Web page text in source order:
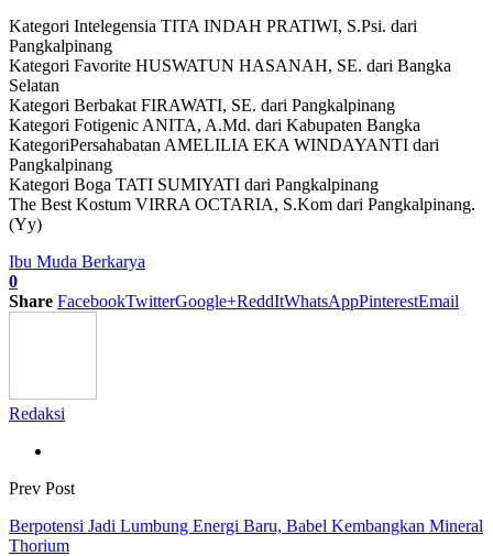
Kategori Intelegensia TITA INDAH PRATIWI, S.Psi. dari
Pangkalpinang
Kategori Favorite HUSWATUN HASANAH, SE. dari Bangka
Selatan
Kategori Berbakat FIRAWATI, SE. dari Pangkalpinang
Kategori Fotigenic ANITA, A.Md. dari Kabupaten Bangka
KategoriPersahabatan AMELILIA EKA WINDAYANTI dari
Pangkalpinang
Kategori Boga TATI SUMIYATI dari Pangkalpinang
The Best Kostum VIRRA OCTARIA, S.Kom dari Pangkalpinang.
(Yy)
Ibu Muda Berkarya
0
Share FacebookTwitterGoogle+ReddItWhatsAppPinterestEmail
Redaksi
Prev Post
Berpotensi Jadi Lumbung Energi Baru, Babel Kembangkan Mineral
Thorium